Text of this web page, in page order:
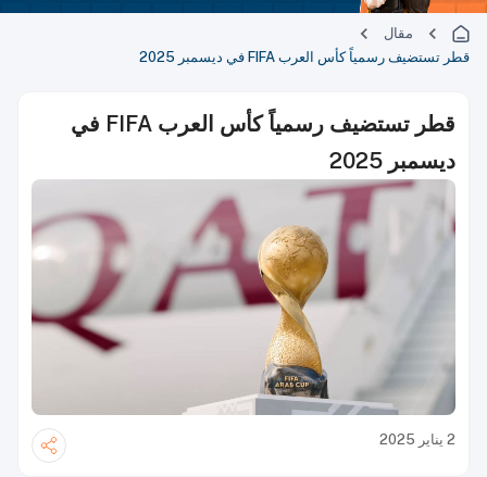
مقال
قطر تستضيف رسمياً كأس العرب FIFA في ديسمبر 2025
قطر تستضيف رسمياً كأس العرب FIFA في
ديسمبر 2025
2 يناير 2025